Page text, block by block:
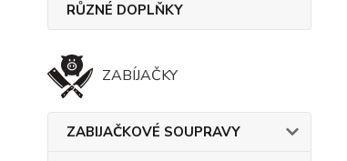
RŮZNÉ DOPLŇKY
ZABÍJAČKY
ZABIJAČKOVÉ SOUPRAVY